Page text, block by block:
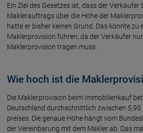
Ein Ziel des Gesetzes ist, dass der Ver­käufer
Makler­auftrags über die Höhe der
hatte er bisher keinen Grund. Das könnte zu
Makler­provision führen, da der Ver­käufer
Makler­provision tragen muss.
Wie hoch ist die
Die Maklerprovision beim Immobilien­kauf
Deutschland durch­schnitt­lich zwischen 5,95
preises. Die genaue Höhe hängt vom
der Verein­barung mit dem Makler ab. Das